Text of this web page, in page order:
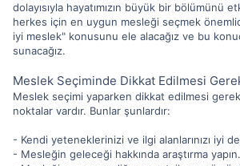
dolayısıyla hayatımızın büyük bir bölümünü
herkes için en uygun mesleği seçmek
iyi meslek" konusunu ele alacağız ve bu
sunacağız.
Meslek Seçiminde Dikkat Edilmesi
Meslek seçimi yaparken dikkat edilmesi
noktalar vardır. Bunlar şunlardır:
- Kendi yeteneklerinizi ve ilgi alanlarınızı iyi
- Mesleğin geleceği hakkında araştırma yapın.